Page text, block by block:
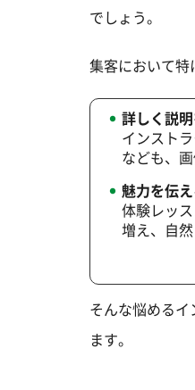
でしょう。
集客において特
詳しく説
インスト
なども、
魅力を伝
体験レッ
増え、自
そんな悩める
ます。